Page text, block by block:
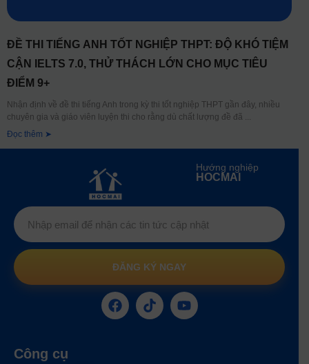
ĐỀ THI TIẾNG ANH TỐT NGHIỆP THPT: ĐỘ KHÓ TIỆM
CẬN IELTS 7.0, THỬ THÁCH LỚN CHO MỤC TIÊU
ĐIỂM 9+
Nhận định về đề thi tiếng Anh trong kỳ thi tốt nghiệp THPT gần đây, nhiều
chuyên gia và giáo viên luyện thi cho rằng dù chất lượng đề đã
Đọc thêm ➤
Hướng nghiệp
HOCMAI
ĐĂNG KÝ NGAY
Công cụ